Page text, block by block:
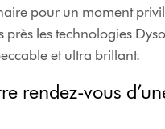
pour un moment
les technologies
et ultra brillant.
rendez-vous